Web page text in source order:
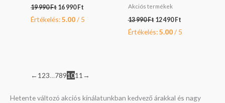
19 990Ft 16 990 Ft
Értékelés:5.00/ 5
Akciós termékek
13 990Ft 12 490 Ft
Értékelés:5.00/ 5
←1 23…7891011 →
Hetente változó akciós kínálatunkban kedvező árakkal és nagy